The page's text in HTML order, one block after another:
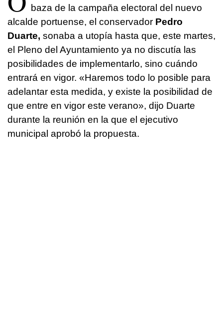
baza de la campaña electoral del nuevo
alcalde portuense, el conservador Pedro
Duarte, sonaba a utopía hasta que, este martes,
el Pleno del Ayuntamiento ya no discutía las
posibilidades de implementarlo, sino cuándo
entrará en vigor. «Haremos todo lo posible para
adelantar esta medida, y existe la posibilidad de
que entre en vigor este verano», dijo Duarte
durante la reunión en la que el ejecutivo
municipal aprobó la propuesta.